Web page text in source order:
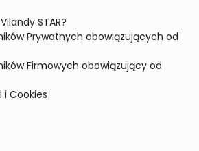
STAR?
Prywatnych obowiązujących od
Firmowych obowiązujący od
i Cookies